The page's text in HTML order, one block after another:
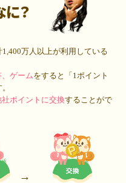
に？
1,400万人 以上が利用している
ゲームをすると「1ポイント
ポイントに交換することがで